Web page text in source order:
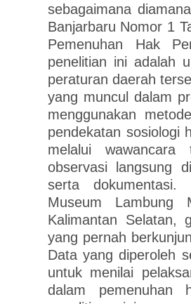
sebagaimana
Banjarbaru Nomor 1
Pemenuhan Hak
penelitian ini adalah
peraturan daerah
yang muncul dalam
menggunakan
pendekatan sosiologi
melalui
observasi langsung
serta
Museum Lambung
Kalimantan Selatan,
yang pernah
Data yang diperoleh
untuk menilai
dalam pemenuhan